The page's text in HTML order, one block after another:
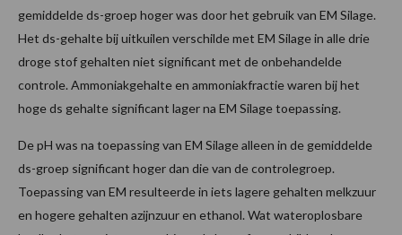
gemiddelde ds-groep hoger was door het gebruik van EM Silage.
Het ds-gehalte bij uitkuilen verschilde met EM Silage in alle drie
droge stof gehalten niet significant met de onbehandelde
controle. Ammoniakgehalte en ammoniakfractie waren bij het
hoge ds gehalte significant lager na EM Silage toepassing.
De pH was na toepassing van EM Silage alleen in de gemiddelde
ds-groep significant hoger dan die van de controlegroep.
Toepassing van EM resulteerde in iets lagere gehalten melkzuur
en hogere gehalten azijnzuur en ethanol. Wat wateroplosbare